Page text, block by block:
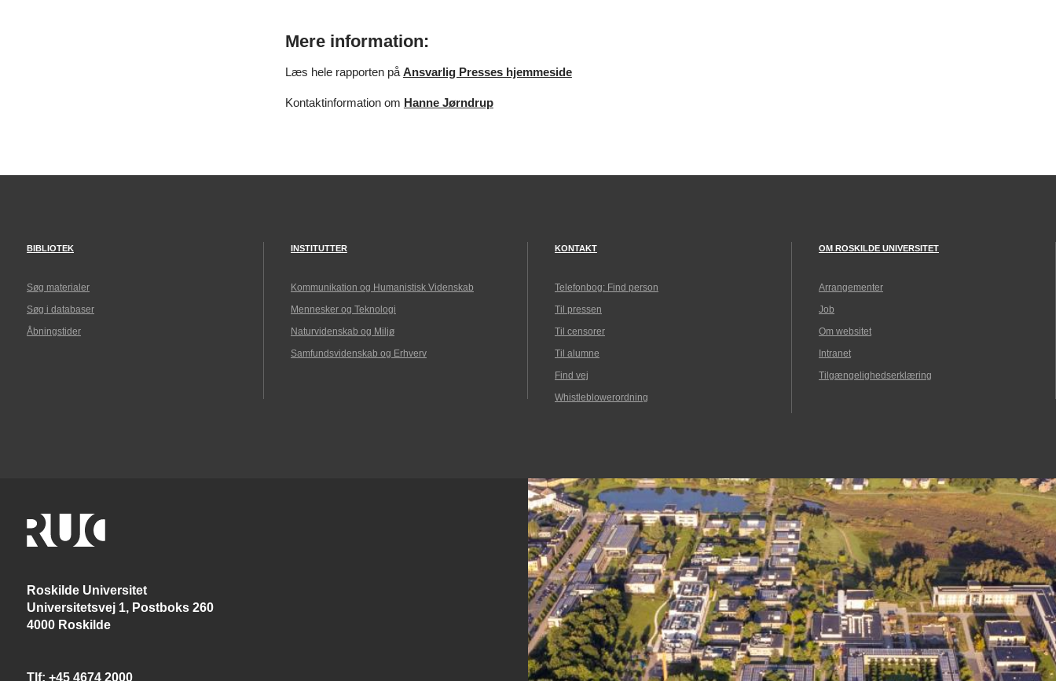
Mere information:
Læs hele rapporten på Ansvarlig Presses hjemmeside
Kontaktinformation om Hanne Jørndrup
BIBLIOTEK
Søg materialer
Søg i databaser
Åbningstider
INSTITUTTER
Kommunikation og Humanistisk Videnskab
Mennesker og Teknologi
Naturvidenskab og Miljø
Samfundsvidenskab og Erhverv
KONTAKT
Telefonbog: Find person
Til pressen
Til censorer
Til alumne
Find vej
Whistleblowerordning
OM ROSKILDE UNIVERSITET
Arrangementer
Job
Om websitet
Intranet
Tilgængelighedserklæring
Roskilde Universitet
Universitetsvej 1, Postboks 260
4000 Roskilde
Tlf +45 4674 2000